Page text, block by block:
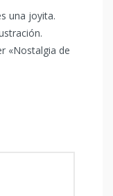
una joyita.
«Nostalgia de